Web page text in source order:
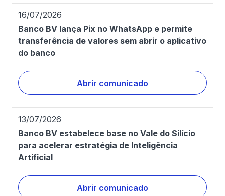
16/07/2026
Banco BV lança Pix no WhatsApp e permite
transferência de valores sem abrir o aplicativo
do banco
Abrir comunicado
13/07/2026
Banco BV estabelece base no Vale do Silício
para acelerar estratégia de Inteligência
Artificial
Abrir comunicado